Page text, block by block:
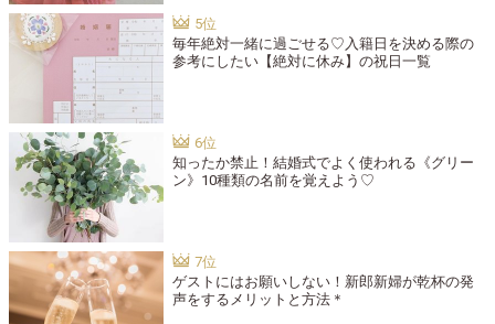
毎年絶対一緒に過ごせる♡入籍日を決める際の
参考にしたい【絶対に休み】の祝日一覧
知ったか禁止！結婚式でよく使われる《グリー
ン》10種類の名前を覚えよう♡
ゲストにはお願いしない！新郎新婦が乾杯の発
声をするメリットと方法＊